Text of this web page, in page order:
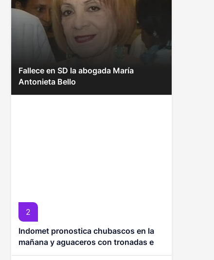
Fallece en SD la abogada María
Antonieta Bello
2
Indomet pronostica chubascos en la
mañana y aguaceros con tronadas en
la tarde en varias provincias